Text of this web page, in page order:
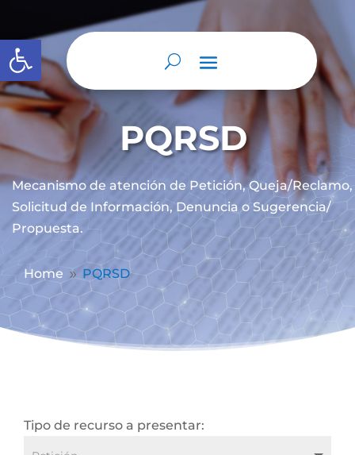
Abrir barra de herramientas
PQRSD
Mecanismo de atención de Petición, Queja/Reclamo,
Solicitud de Información, Denuncia o Sugerencia/
Propuesta.
Home 9 PQRSD
Tipo de recurso a presentar: